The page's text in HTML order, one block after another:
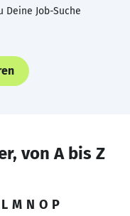
Job-Suche
von A bis Z
L M N O P